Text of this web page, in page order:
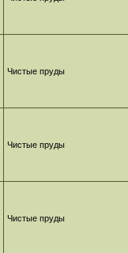
Чистые пруды
Чистые пруды
Чистые пруды